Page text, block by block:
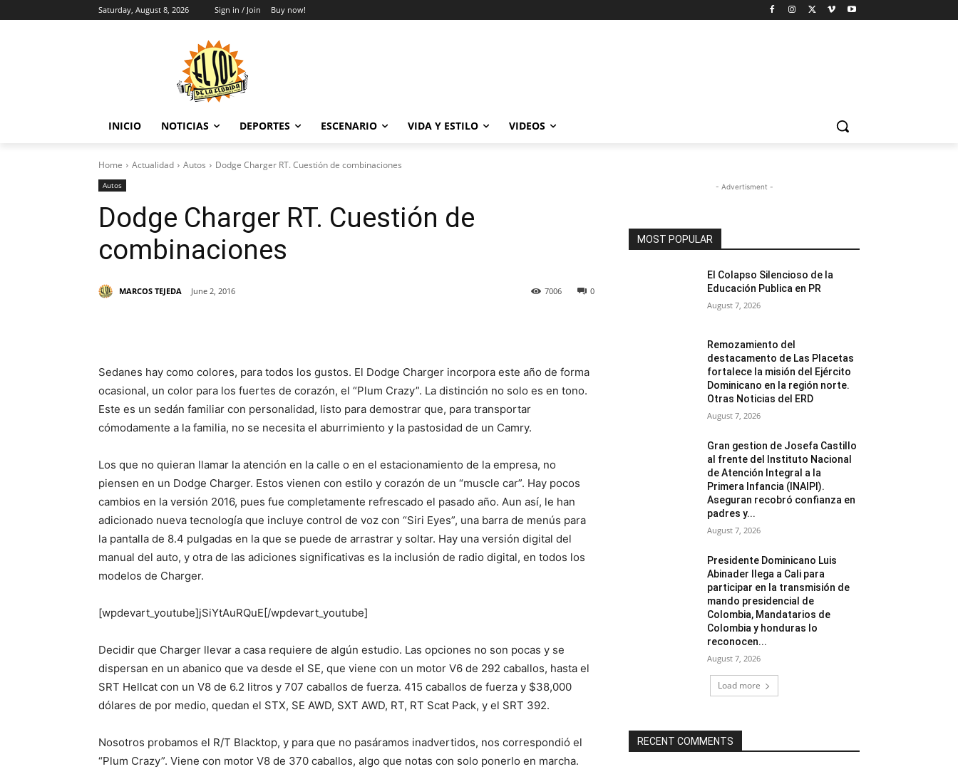
Saturday, August 8, 2026 Sign in / Join Buy now!
INICIO NOTICIAS DEPORTES ESCENARIO VIDA Y ESTILO VIDEOS
Home Actualidad Autos Dodge Charger RT. Cuestión de combinaciones
Autos
Dodge Charger RT. Cuestión de
combinaciones
MARCOS TEJEDA June 2, 2016 0
7006
Sedanes hay como colores, para todos los gustos. El Dodge Charger incorpora este año de forma
ocasional, un color para los fuertes de corazón, el “Plum Crazy”. La distinción no solo es en tono.
Este es un sedán familiar con personalidad, listo para demostrar que, para transportar
cómodamente a la familia, no se necesita el aburrimiento y la pastosidad de un Camry.
Los que no quieran llamar la atención en la calle o en el estacionamiento de la empresa, no
piensen en un Dodge Charger. Estos vienen con estilo y corazón de un “muscle car”. Hay pocos
cambios en la versión 2016, pues fue completamente refrescado el pasado año. Aun así, le han
adicionado nueva tecnología que incluye control de voz con “Siri Eyes”, una barra de menús para
la pantalla de 8.4 pulgadas en la que se puede de arrastrar y soltar. Hay una versión digital del
manual del auto, y otra de las adiciones significativas es la inclusión de radio digital, en todos los
modelos de Charger.
[wpdevart_youtube]jSiYtAuRQuE[/wpdevart_youtube]
Decidir que Charger llevar a casa requiere de algún estudio. Las opciones no son pocas y se
dispersan en un abanico que va desde el SE, que viene con un motor V6 de 292 caballos, hasta el
SRT Hellcat con un V8 de 6.2 litros y 707 caballos de fuerza. 415 caballos de fuerza y $38,000
dólares de por medio, quedan el STX, SE AWD, SXT AWD, RT, RT Scat Pack, y el SRT 392.
Nosotros probamos el R/T Blacktop, y para que no pasáramos inadvertidos, nos correspondió el
“Plum Crazy”. Viene con motor V8 de 370 caballos, algo que notas con solo ponerlo en marcha.
- Advertisment -
MOST POPULAR
El Colapso Silencioso de la
Educación Publica en PR
August 7, 2026
Remozamiento del
destacamento de Las Placetas
fortalece la misión del Ejército
Dominicano en la región norte.
Otras Noticias del ERD
August 7, 2026
Gran gestion de Josefa Castillo
al frente del Instituto Nacional
de Atención Integral a la
Primera Infancia (INAIPI).
Aseguran recobró confianza en
padres y...
August 7, 2026
Presidente Dominicano Luis
Abinader llega a Cali para
participar en la transmisión de
mando presidencial de
Colombia, Mandatarios de
Colombia y honduras lo
reconocen...
August 7, 2026
Load more
RECENT COMMENTS